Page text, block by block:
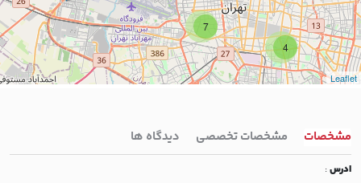
7
4
Leaflet
مشخصات مشخصات تخصصی دیدگاه ها
ادرس: